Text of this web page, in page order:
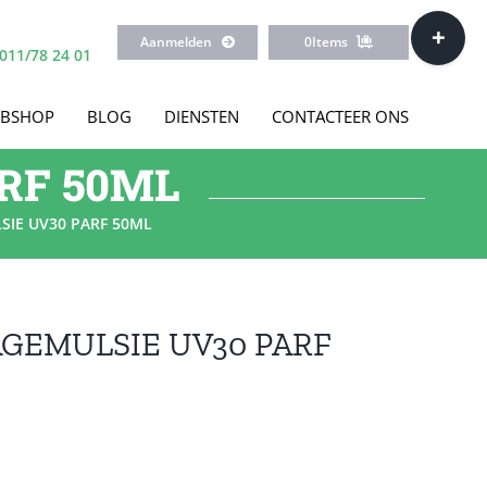
011/78 24 01
Aanmelden 0Items
BLOG DIENSTEN CONTACTEER ONS
50ML
UV30 PARF 50ML
UV30 PARF
Toggle
Sliding